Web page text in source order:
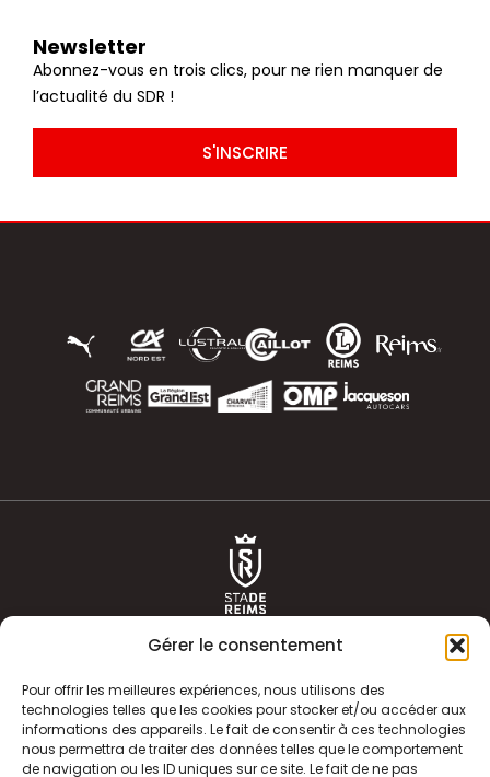
Gérer le consentement
Pour offrir les meilleures expériences, nous utilisons des
technologies telles que les cookies pour stocker et/ou accéder aux
informations des appareils. Le fait de consentir à ces technologies
nous permettra de traiter des données telles que le comportement
de navigation ou les ID uniques sur ce site. Le fait de ne pas
Newsletter
Abonnez-vous en trois clics, pour ne rien manquer de
l’actualité du SDR !
S'INSCRIRE
ACTUALITÉS HISTOIRE